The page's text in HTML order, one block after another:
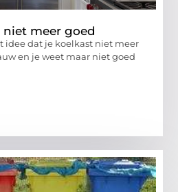
niet meer goed
idee dat je koelkast niet meer
en je weet maar niet goed